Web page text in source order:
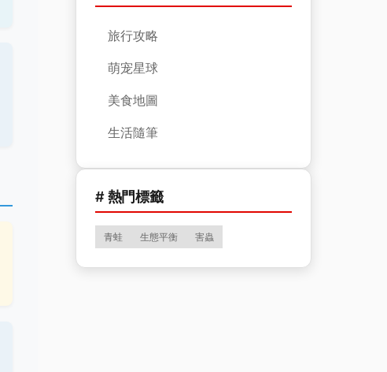
旅行攻略
萌宠星球
美食地圖
生活隨筆
# 熱門標籤
青蛙 生態平衡 害蟲